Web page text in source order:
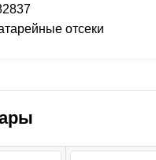
отсеки